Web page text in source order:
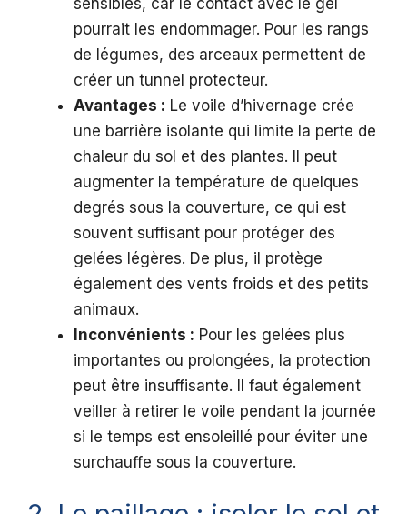
sensibles, car le contact avec le gel
pourrait les endommager. Pour les rangs
de légumes, des arceaux permettent de
créer un tunnel protecteur.
Avantages : Le voile d’hivernage crée
une barrière isolante qui limite la perte de
chaleur du sol et des plantes. Il peut
augmenter la température de quelques
degrés sous la couverture, ce qui est
souvent suffisant pour protéger des
gelées légères. De plus, il protège
également des vents froids et des petits
animaux.
Inconvénients : Pour les gelées plus
importantes ou prolongées, la protection
peut être insuffisante. Il faut également
veiller à retirer le voile pendant la journée
si le temps est ensoleillé pour éviter une
surchauffe sous la couverture.